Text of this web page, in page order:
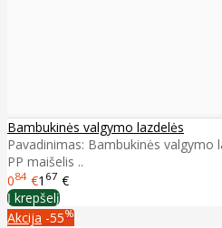
Bambukinės valgymo lazdelės
Pavadinimas: Bambukinės valgymo
PP maišelis ..
084 €1 67 €
Į krepšelį
Akcija -55%